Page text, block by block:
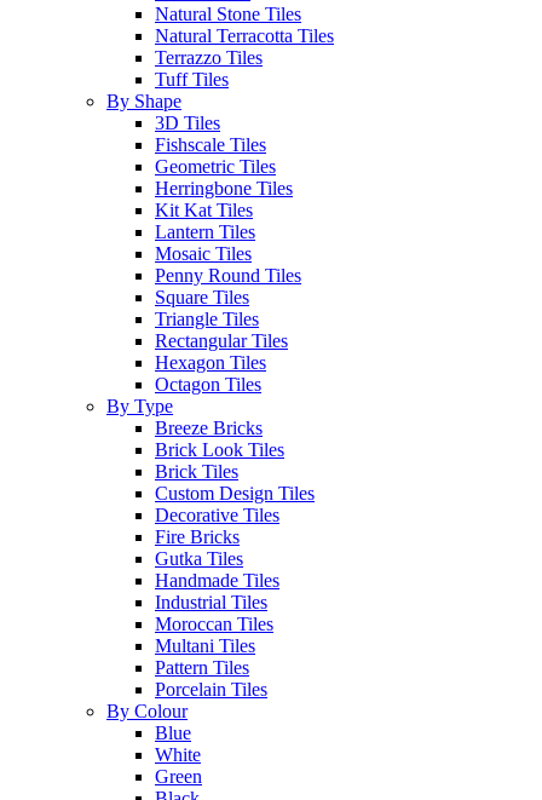
Natural Stone Tiles
Natural Terracotta Tiles
Terrazzo Tiles
Tuff Tiles
By Shape
3D Tiles
Fishscale Tiles
Geometric Tiles
Herringbone Tiles
Kit Kat Tiles
Lantern Tiles
Mosaic Tiles
Penny Round Tiles
Square Tiles
Triangle Tiles
Rectangular Tiles
Hexagon Tiles
Octagon Tiles
By Type
Breeze Bricks
Brick Look Tiles
Brick Tiles
Custom Design Tiles
Decorative Tiles
Fire Bricks
Gutka Tiles
Handmade Tiles
Industrial Tiles
Moroccan Tiles
Multani Tiles
Pattern Tiles
Porcelain Tiles
By Colour
Blue
White
Green